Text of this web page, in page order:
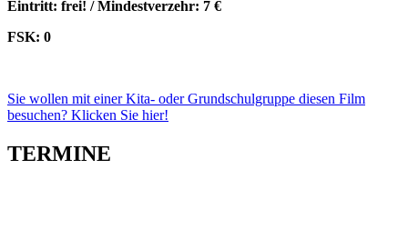
Eintritt: frei! / Mindestverzehr: 7 €
FSK: 0
Sie wollen mit einer Kita- oder Grundschulgruppe diesen Film
besuchen? Klicken Sie hier!
TERMINE